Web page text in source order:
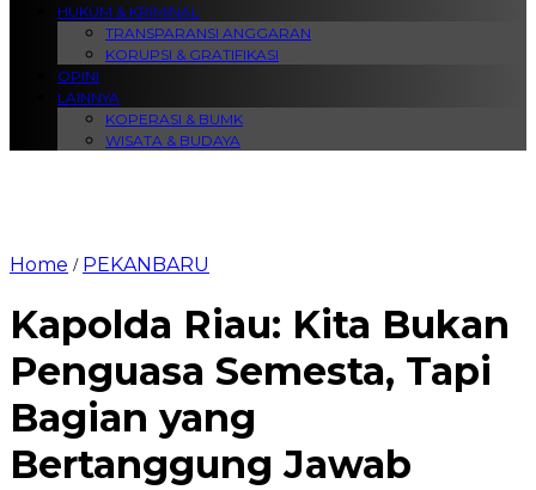
HUKUM & KRIMINAL
TRANSPARANSI ANGGARAN
KORUPSI & GRATIFIKASI
OPINI
LAINNYA
KOPERASI & BUMK
WISATA & BUDAYA
Home / PEKANBARU
Kapolda Riau: Kita Bukan
Penguasa Semesta, Tapi
Bagian yang
Bertanggung Jawab